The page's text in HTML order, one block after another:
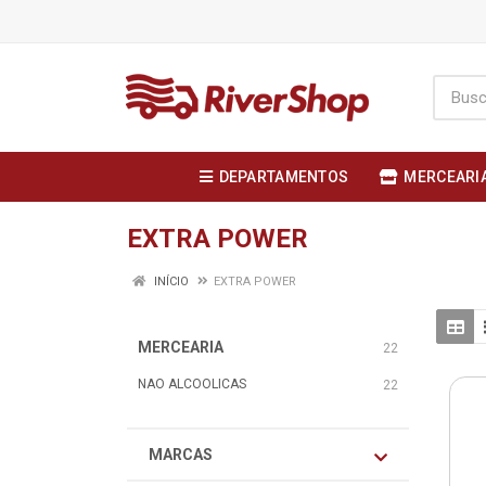
DEPARTAMENTOS
EXTRA POWER
INÍCIO EXTRA POWER
MERCEARIA 22
NAO ALCOOLICAS 22
MARCAS